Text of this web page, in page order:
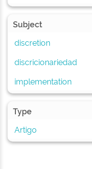
Subject
discretion
discricionariedad
implementation
Type
Artigo